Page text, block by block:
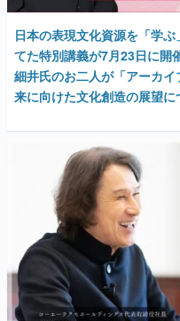
カテゴリ
特集記事
マンガ
女性向け
アプリレビュー
その他
電ファミニコゲーマーとは？
運営：株式会社マレ
日本の表現文化資源を「学
てた特別講義が7月23日に開
細井氏のお二人が「アーカ
来に向けた文化創造の展望に